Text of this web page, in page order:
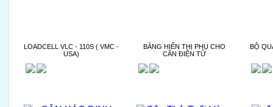
LOADCELL VLC - 110S ( VMC -
USA)
BẢNG HIỂN THỊ PHỤ CHO
CÂN ĐIỆN TỬ
BỘ